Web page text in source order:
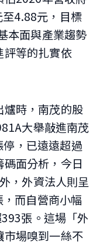
4.88元，目標
本面與產業趨勢
等的扎實依
爐時，南茂的股
大舉敲進南茂
，已遠遠超過
面分析，今日
，外資法人則呈
而自營商小幅
張。這場「外
市場嗅到一絲不